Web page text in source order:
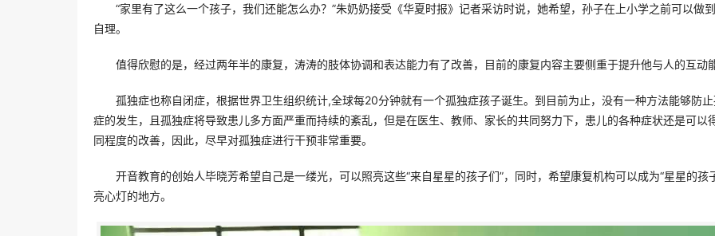
“家里有了这么一个孩子，我们还能怎么办？”朱奶奶接受《华夏时报》记者采访时说，她希望，孙子在上小学之前可以做
自理。
值得欣慰的是，经过两年半的康复，涛涛的肢体协调和表达能力有了改善，目前的康复内容主要侧重于提升他与人的互动
孤独症也称自闭症，根据世界卫生组织统计,全球每20分钟就有一个孤独症孩子诞生。到目前为止，没有一种方法能够防
症的发生，且孤独症将导致患儿多方面严重而持续的紊乱，但是在医生、教师、家长的共同努力下，患儿的各种症状还是可以
同程度的改善，因此，尽早对孤独症进行干预非常重要。
开音教育的创始人毕晓芳希望自己是一缕光，可以照亮这些“来自星星的孩子们”，同时，希望康复机构可以成为“星星的孩
亮心灯的地方。